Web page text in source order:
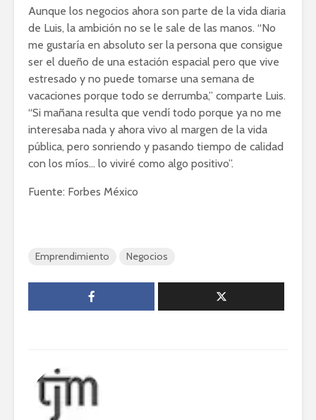
Aunque los negocios ahora son parte de la vida diaria
de Luis, la ambición no se le sale de las manos. “No
me gustaría en absoluto ser la persona que consigue
ser el dueño de una estación espacial pero que vive
estresado y no puede tomarse una semana de
vacaciones porque todo se derrumba,” comparte Luis.
“Si mañana resulta que vendí todo porque ya no me
interesaba nada y ahora vivo al margen de la vida
pública, pero sonriendo y pasando tiempo de calidad
con los míos… lo viviré como algo positivo”.
Fuente: Forbes México
Emprendimiento Negocios